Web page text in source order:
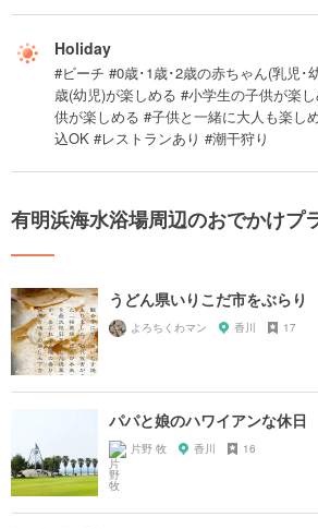
Holiday
#ビーチ #0歳･1歳･2歳の赤ちゃん(乳児･
歳(幼児)が楽しめる #小学生の子供が楽
供が楽しめる #子供と一緒に大人も楽し
込OK #レストランあり #潮干狩り
有明浜海水浴場周辺のおでかけプ
うどん県いりこだ市をぶらり
よろちくわマン 香川 17
パパと娘のハワイアンな休日
片野 牧 香川 16